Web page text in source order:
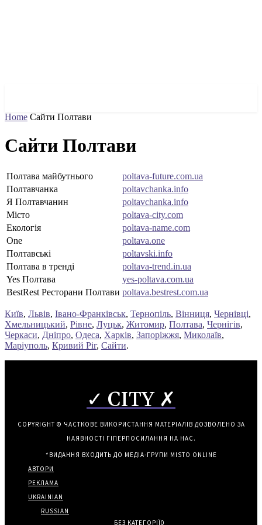
Home Сайти Полтави
Сайти Полтави
Полтава майбутнього
poltava-future.com.ua
Полтавчанка
poltavchanka.info
Я Полтавчанин
poltavchanka.info
Місто
poltava-city.com
Екологія
poltava-name.com
One
poltava.one
Полтавські
poltavski.info
Полтава в тренді
poltava-trend.in.ua
Yes Полтава
yes-poltava.com.ua
BestRest Ресторани Полтави poltava.bestrest.com.ua
Київ, Львів, Івано-Франківськ, Тернопіль, Вінниця, Чернівці,
Хмельницький, Рівне, Луцьк, Житомир, Полтава, Чернігів,
Черкаси, Дніпро, Одеса, Харків, Запоріжжя, Миколаїв,
Маріуполь, Кривий Ріг, Сайти.
✓ CITY ✗
COPYRIGHT © ЧАСТКОВЕ ВИКОРИСТАННЯ МАТЕРІАЛІВ ДОЗВОЛЕНО ЗА
НАЯВНОСТІ ГІПЕРПОСИЛАННЯ НА НАС.
*ВИДАННЯ ВХОДИТЬ ДО МЕДІА-ГРУПИ MISTO ONLINE
АВТОРИ
РЕКЛАМА
UKRAINIAN
RUSSIAN
БЕЗ КАТЕГОРІЇ0